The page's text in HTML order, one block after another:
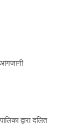
द्वारा दलित